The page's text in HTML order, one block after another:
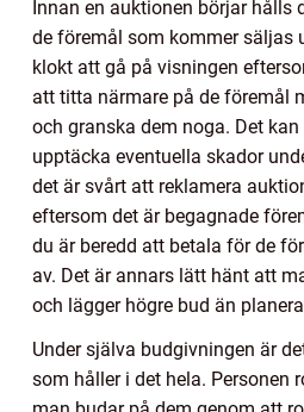
Innan en auktionen börjar hålls
de föremål som kommer säljas
klokt att gå på visningen
att titta närmare på de föremål
och granska dem noga. Det
upptäcka eventuella skador
det är svårt att reklamera
eftersom det är begagnade
du är beredd att betala för de
av. Det är annars lätt hänt att
och lägger högre bud än
Under själva budgivningen är
som håller i det hela. Personen